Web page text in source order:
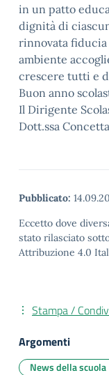
in un patto
dignità di
rinnovata
ambiente
crescere tutti e
Buon anno
Il Dirigente
Dott.ssa
Pubblicato:
Eccetto dove
stato rilasciato
Attribuzione 4.0
Stampa /
Argomenti
News della scuola